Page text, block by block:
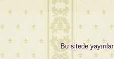
Bu sitede